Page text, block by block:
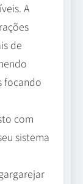
A
de
focando
com
sistema